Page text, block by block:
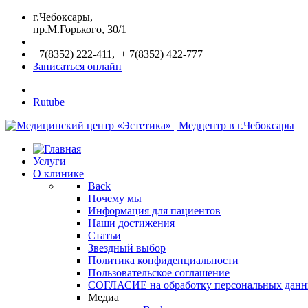
г.Чебоксары,
пр.М.Горького, 30/1
+7(8352) 222-411, + 7(8352) 422-777
Записаться онлайн
Rutube
Услуги
О клинике
Back
Почему мы
Информация для пациентов
Наши достижения
Статьи
Звездный выбор
Политика конфиденциальности
Пользовательское соглашение
СОГЛАСИЕ на обработку персональных
Медиа